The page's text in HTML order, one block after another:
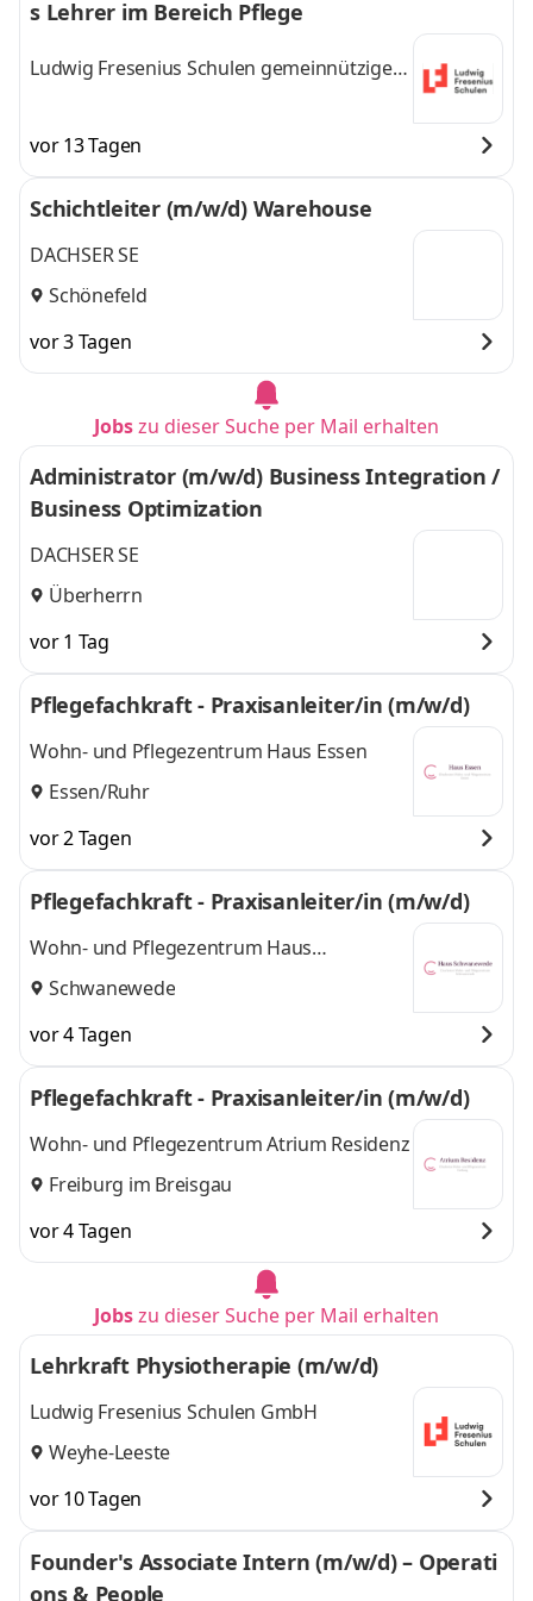
s Lehrer im Bereich Pflege
Ludwig Fresenius Schulen gemeinnützige
vor 13 Tagen
Schichtleiter (m/w/d) Warehouse
DACHSER SE
Schönefeld
vor 3 Tagen
Jobszu dieser Suche per Mail erhalten
Administrator (m/w/d) Business Integration /
Business Optimization
DACHSER SE
Überherrn
vor 1 Tag
Pflegefachkraft - Praxisanleiter/in (m/w/d)
Wohn- und Pflegezentrum Haus Essen
Essen/Ruhr
vor 2 Tagen
Pflegefachkraft - Praxisanleiter/in (m/w/d)
Wohn- und Pflegezentrum Haus
Schwanewede
Schwanewede
vor 4 Tagen
Pflegefachkraft - Praxisanleiter/in (m/w/d)
Wohn- und Pflegezentrum Atrium Residenz
Freiburg im Breisgau
vor 4 Tagen
Jobszu dieser Suche per Mail erhalten
Lehrkraft Physiotherapie (m/w/d)
Ludwig Fresenius Schulen GmbH
Weyhe-Leeste
vor 10 Tagen
Founder's Associate Intern (m/w/d) – Operati
ons & People